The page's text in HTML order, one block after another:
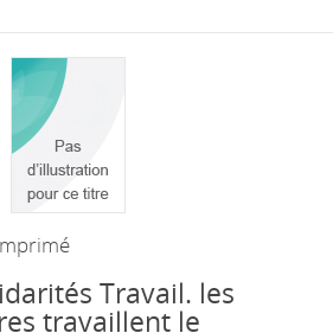
Travail. les
travaillent le